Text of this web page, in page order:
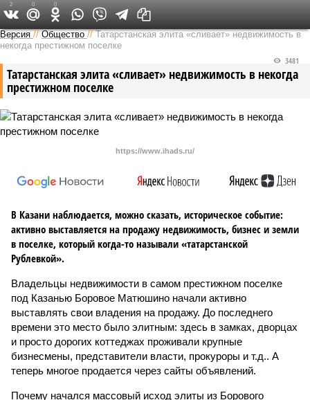
Версия в Татарстане
Версия //Общество //Татарстанская элита «сливает» недвижимость в
некогда престижном поселке
Татарстанская элита «сливает» недвижимость в некогда
престижном поселке
3481
https://www.ihads.ru/
В Казани наблюдается, можно сказать, историческое событие:
активно выставляется на продажу недвижимость, бизнес и земли
в поселке, который когда-то называли «татарстанской
Рублевкой».
Владельцы недвижимости в самом престижном поселке
под Казанью Боровое Матюшино начали активно
выставлять свои владения на продажу. До последнего
времени это место было элитным: здесь в замках, дворцах
и просто дорогих коттеджах проживали крупные
бизнесмены, представители власти, прокуроры и т.д.. А
теперь многое продается через сайты объявлений.
Почему начался массовый исход элиты из Борового
2 0 0